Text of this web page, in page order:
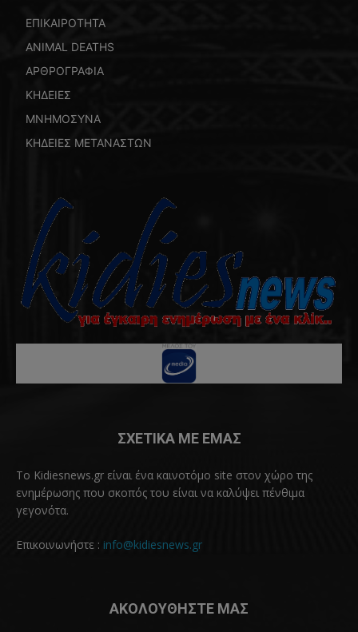
ΕΠΙΚΑΙΡΟΤΗΤΑ
ANIMAL DEATHS
ΑΡΘΡΟΓΡΑΦΙΑ
ΚΗΔΕΙΕΣ
ΜΝΗΜΟΣΥΝΑ
ΚΗΔΕΙΕΣ ΜΕΤΑΝΑΣΤΩΝ
ΣΧΕΤΙΚΑ ΜΕ ΕΜΑΣ
Το Kidiesnews.gr είναι ένα καινοτόμο site στον χώρο της
ενημέρωσης που σκοπός του είναι να καλύψει πένθιμα
γεγονότα.
Επικοινωνήστε : info@kidiesnews.gr
ΑΚΟΛΟΥΘΗΣΤΕ ΜΑΣ